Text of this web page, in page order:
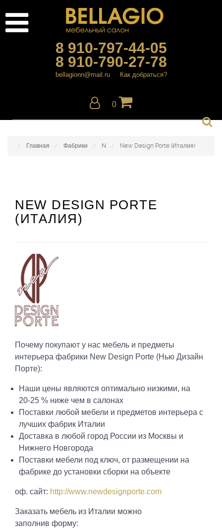
8 910-797-44-05
8 910-790-27-78
bellagionn@mail.ru Как добраться?
0
Главная Фабрики N New Design Porte (Италия)
NEW DESIGN PORTE
(ИТАЛИЯ)
Почему покупают у нас мебель и предметы
интерьера фабрики New Design Porte (Нью Дизайн
Порте):
Наши цены являются оптимально низкими, на
20-25 % ниже чем в салонах
Поставки любой мебели и предметов интерьера с
лучших фабрик Италии
Доставка в любой город России из Москвы и
Нижнего Новгорода
Поставки мебели под ключ, от размещении на
фабрике до установки сборки на объекте
оф. сайт: http://www.newdesignporte.com
Заказать мебель из Италии можно
заполнив форму: